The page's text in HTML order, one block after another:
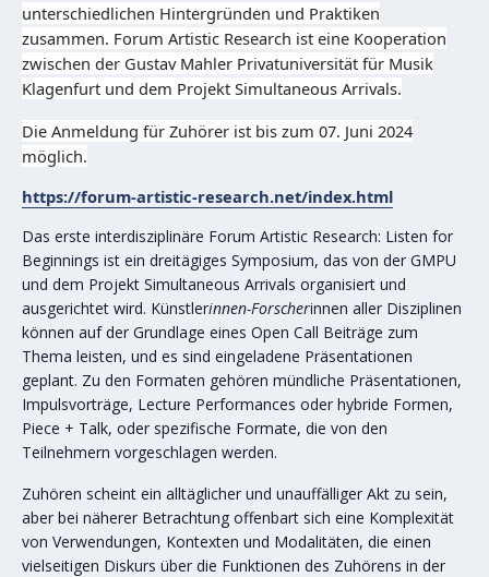
unterschiedlichen Hintergründen und Praktiken
zusammen. Forum Artistic Research ist eine Kooperation
zwischen der Gustav Mahler Privatuniversität für Musik
Klagenfurt und dem Projekt Simultaneous Arrivals.
Die Anmeldung für Zuhörer ist bis zum 07. Juni 2024
möglich.
https://forum-artistic-research.net/index.html
Das erste interdisziplinäre Forum Artistic Research: Listen for
Beginnings ist ein dreitägiges Symposium, das von der GMPU
und dem Projekt Simultaneous Arrivals organisiert und
ausgerichtet wird. Künstlerinnen-Forscherinnen aller Disziplinen
können auf der Grundlage eines Open Call Beiträge zum
Thema leisten, und es sind eingeladene Präsentationen
geplant. Zu den Formaten gehören mündliche Präsentationen,
Impulsvorträge, Lecture Performances oder hybride Formen,
Piece + Talk, oder spezifische Formate, die von den
Teilnehmern vorgeschlagen werden.
Zuhören scheint ein alltäglicher und unauffälliger Akt zu sein,
aber bei näherer Betrachtung offenbart sich eine Komplexität
von Verwendungen, Kontexten und Modalitäten, die einen
vielseitigen Diskurs über die Funktionen des Zuhörens in der